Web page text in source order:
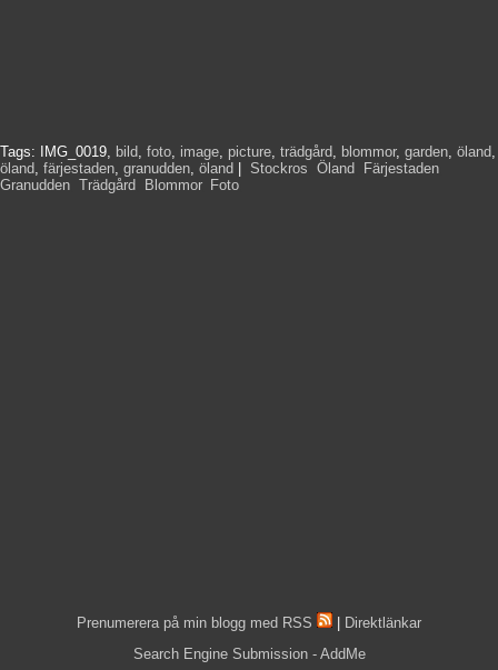
Tags: IMG_0019, bild, foto, image, picture, trädgård, blommor, garden, öland,
öland, färjestaden, granudden, öland Stockros Öland Färjestaden
Granudden Trädgård Blommor, Foto
Prenumerera på min blogg med RSS
Direktlänkar
Search Engine Submission - AddMe